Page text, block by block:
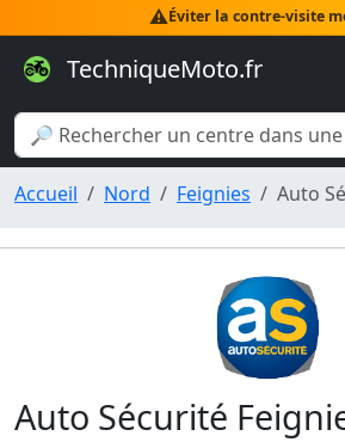
⚠️Éviter la contre-visite
TechniqueMoto.fr
Accueil Nord Feignies Auto
Auto Sécurité